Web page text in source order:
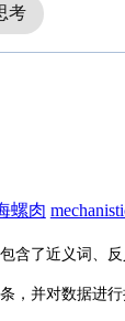
考
螺肉
含了近义词、反
并对数据进